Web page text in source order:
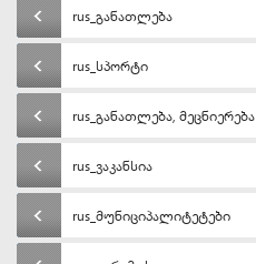
rus_განათლება
rus_სპორტი
rus_განათლება, მეცნიერება
rus_ვაკანსია
rus_მუნიციპალიტეტები